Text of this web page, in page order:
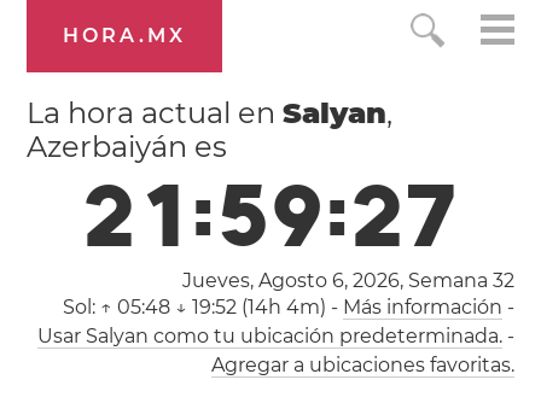
HORA.MX
La hora actual enSalyan,
Azerbaiyán es
21:59:27
Jueves, Agosto 6, 2026, Semana 32
Sol: ↑ 05:48 ↓ 19:52 (14h 4m) - Más información -
Usar Salyan como tu ubicación predeterminada.-
Agregar a ubicaciones favoritas.